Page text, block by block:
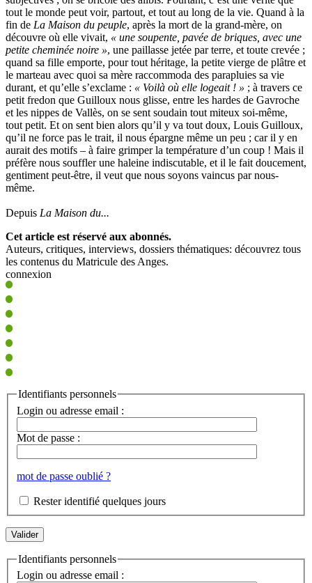
tout le monde peut voir, partout, et tout au long de la vie. Quand à la
fin de La Maison du peuple, après la mort de la grand-mère, on
découvre où elle vivait, « une soupente, pavée de briques, avec une
petite cheminée noire », une paillasse jetée par terre, et toute crevée ;
quand sa fille emporte, pour tout héritage, la petite vierge de plâtre et
le marteau avec quoi sa mère raccommoda des parapluies sa vie
durant, et qu’elle s’exclame : « Voilà où elle logeait ! » ; à travers ce
petit fredon que Guilloux nous glisse, entre les hardes de Gavroche
et les nippes de Vallès, on se sent soudain tout miteux soi-même,
tout petit. Et on sent bien alors qu’il y va tout doux, Louis Guilloux,
qu’il ne force pas le trait, il nous épargne même un peu ; car il y en
aurait des motifs – à faire grimper la température d’un coup ! Mais il
préfère nous souffler une haleine indiscutable, et il le fait doucement,
gentiment peut-être, il veut que nous soyons vaincus par nous-
même.
Depuis La Maison du...
Cet article est réservé aux abonnés.
Auteurs, critiques, interviews, dossiers thématiques: découvrez tous
les contenus du Matricule des Anges.
connexion
Identifiants personnels
Login ou adresse email :
Mot de passe :
mot de passe oublié ?
Rester identifié quelques jours
Identifiants personnels
Login ou adresse email :